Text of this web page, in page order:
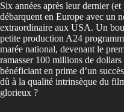
Six années après leur dernier
débarquent en Europe avec un
extraordinaire aux USA. Un
petite production A24
marée national, devenant le
ramasser 100 millions de
bénéficiant en prime d’un
dû à la qualité intrinsèque du
glorieux ?